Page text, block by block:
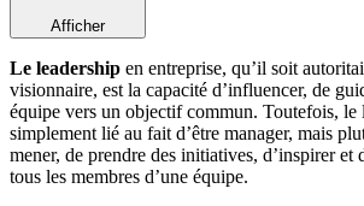
Afficher
Le leadership en entreprise, qu’il soit
visionnaire, est la capacité d’influencer, de
équipe vers un objectif commun. Toutefois, le
simplement lié au fait d’être manager, mais
mener, de prendre des initiatives, d’inspirer et
tous les membres d’une équipe.